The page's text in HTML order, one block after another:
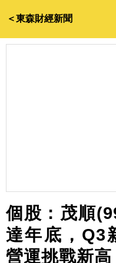
＜東森財經新聞
個股：茂順
達年底，Q3
營運挑戰新高